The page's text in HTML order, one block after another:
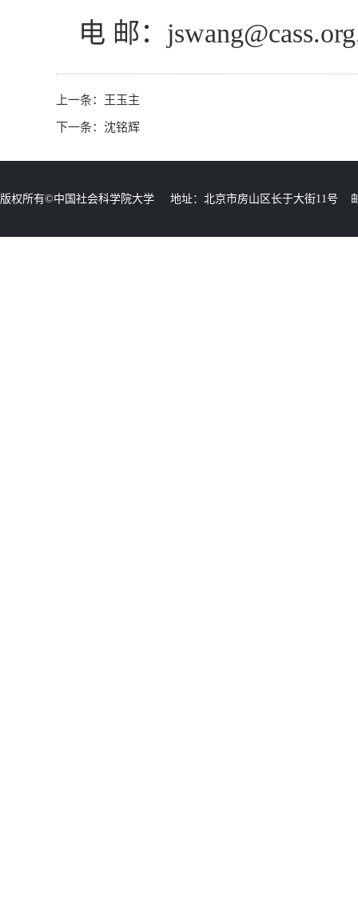
电 邮：
上一条： 王玉主
下一条： 沈铭辉
版权所有©中国社会科学院大学 地址：北京市房山区长于大街11号